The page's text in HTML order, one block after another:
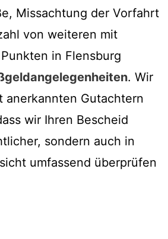
Missachtung der Vorfahrt
von weiteren mit
in Flensburg
. Wir
anerkannten Gutachtern
wir Ihren Bescheid
sondern auch in
umfassend überprüfen